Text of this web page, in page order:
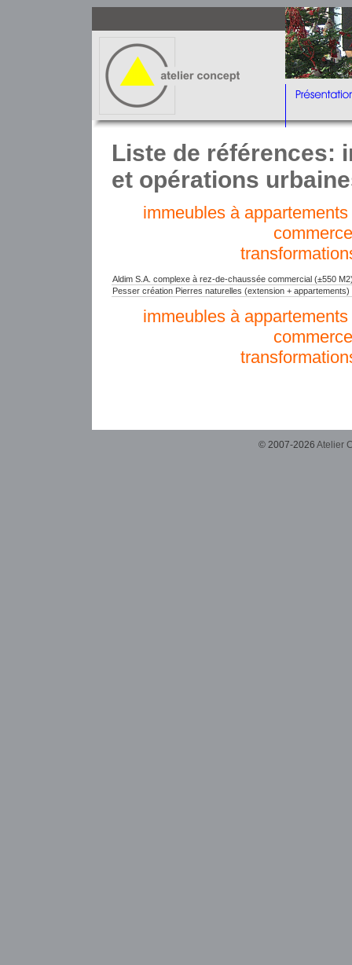
Liste de références:
et opérations
immeubles à
Aldim S.A. complexe à rez-de-chaussée commercial (±550
Pesser création Pierres naturelles (extension + appartements)
immeubles à
© 2007-2026 Atelier